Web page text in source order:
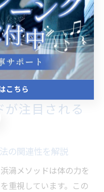
定した声を出すことが
く、経験者にも重要な
ながら、理想の声を手
た状態での発声を習慣
が注目される
の関連性を解説
渦メソッドは体の力を
重視しています。この
こちら
こちら